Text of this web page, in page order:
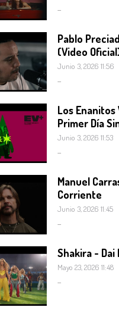
Pablo
(Video
Junio 3, 2026 11:56
Los Enanitos
Primer Día
Junio 3, 2026 11:53
Manuel
Corriente
Junio 3, 2026 11:45
Shakira - Dai
Mayo 23, 2026 11:48